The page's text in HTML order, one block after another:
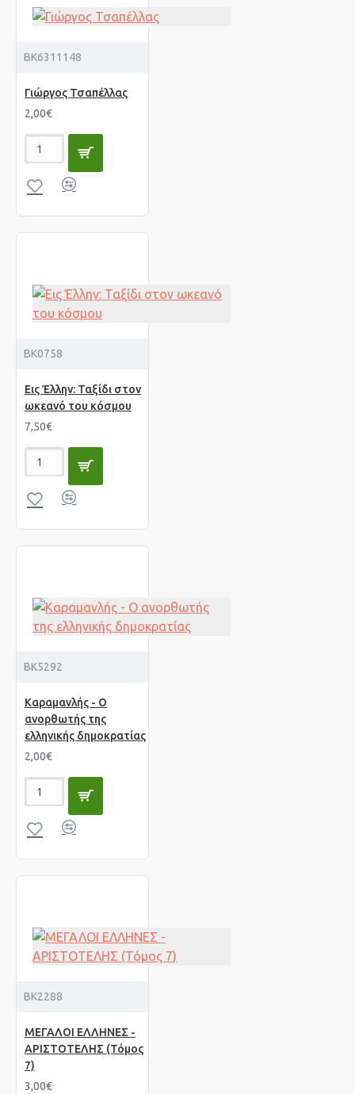
BK6311148
Γιώργος Τσαπέλλας
2,00€
BK0758
Εις Έλλην: Ταξίδι στον
ωκεανό του κόσμου
7,50€
BK5292
Καραμανλής - Ο
ανορθωτής της
ελληνικής δημοκρατίας
2,00€
BK2288
ΜΕΓΑΛΟΙ ΕΛΛΗΝΕΣ -
ΑΡΙΣΤΟΤΕΛΗΣ (Τόμος
7)
3,00€